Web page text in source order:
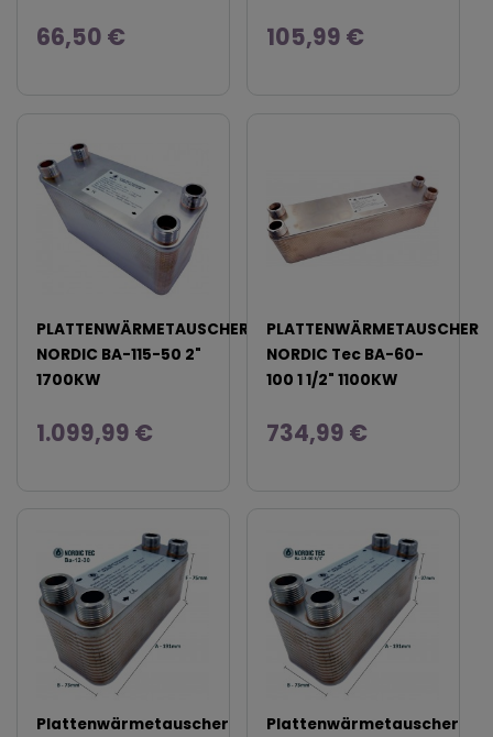
66,50 € 105,99 €
PLATTENWÄRMETAUSCHER
NORDIC BA-115-50 2"
1700KW
1.099,99 €
PLATTENWÄRMETAUSCHER
NORDIC Tec BA-60-
100 1 1/2" 1100KW
734,99 €
Plattenwärmetauscher
Plattenwärmetauscher